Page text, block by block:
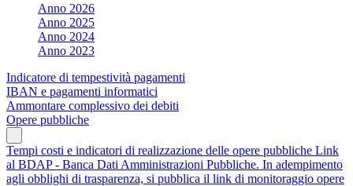
Anno 2026
Anno 2025
Anno 2024
Anno 2023
Indicatore di tempestività pagamenti
IBAN e pagamenti informatici
Ammontare complessivo dei debiti
Opere pubbliche
Tempi costi e indicatori di realizzazione delle opere pubbliche Link
al BDAP - Banca Dati Amministrazioni Pubbliche. In adempimento
agli obblighi di trasparenza, si pubblica il link di monitoraggio opere